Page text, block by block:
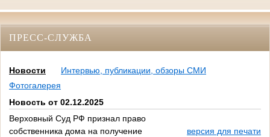
ПРЕСС-СЛУЖБА
Новости
Интервью, публикации, обзоры СМИ
Фотогалерея
Новость от 02.12.2025
Верховный Суд РФ признал право
собственника дома на получение
версия для печати